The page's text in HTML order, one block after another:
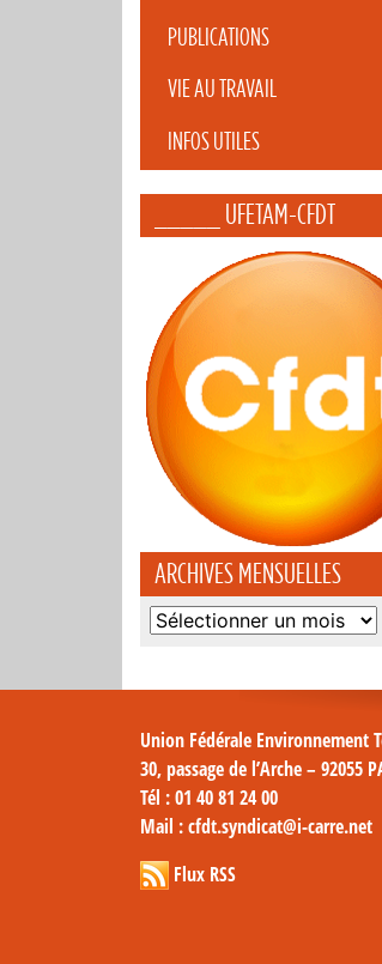
PUBLICATIONS
VIE AU TRAVAIL
INFOS UTILES
_____ UFETAM-CFDT
ARCHIVES MENSUELLES
Archives
Union Fédérale Environnement
30, passage de l’Arche – 92055
Tél : 01 40 81 24 00
Mail : cfdt.syndicat@i-carre.net
Flux RSS